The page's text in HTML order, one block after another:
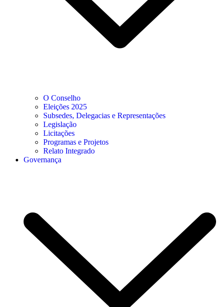
O Conselho
Eleições 2025
Subsedes, Delegacias e Representações
Legislação
Licitações
Programas e Projetos
Relato Integrado
Governança